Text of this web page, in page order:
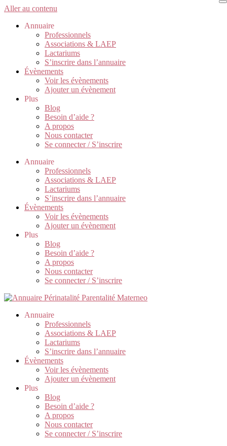
Aller au contenu
Annuaire
Professionnels
Associations & LAEP
Lactariums
S’inscrire dans l’annuaire
Évènements
Voir les évènements
Ajouter un évènement
Plus
Blog
Besoin d’aide ?
A propos
Nous contacter
Se connecter / S’inscrire
Annuaire
Professionnels
Associations & LAEP
Lactariums
S’inscrire dans l’annuaire
Évènements
Voir les évènements
Ajouter un évènement
Plus
Blog
Besoin d’aide ?
A propos
Nous contacter
Se connecter / S’inscrire
Annuaire
Professionnels
Associations & LAEP
Lactariums
S’inscrire dans l’annuaire
Évènements
Voir les évènements
Ajouter un évènement
Plus
Blog
Besoin d’aide ?
A propos
Nous contacter
Se connecter / S’inscrire